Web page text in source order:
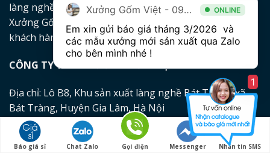
làng nghề Bát Tràng
Xưởng Gốm Việt Store mong muốn mang đến cho
khách hàng những sản phẩm chất lượng nhất
CÔNG TY TNHH XƯỞNG GỐM VIỆT
Địa chỉ: Lô B8, Khu sản xuất làng nghề Bát Tràng, xã
Bát Tràng, Huyện Gia Lâm, Hà Nội
Điện thoại: 0945 998 009 – 0915599363
Báo giá sỉ Chat Zalo Gọi điện Messenger Nhắn tin SMS
Xưởng Gốm Việt - 094.1900.823 ONLINE
Em xin gửi báo giá tháng 3/2026  và
các mẫu xưởng mới sản xuất qua Zalo
cho bên mình nhé !
1